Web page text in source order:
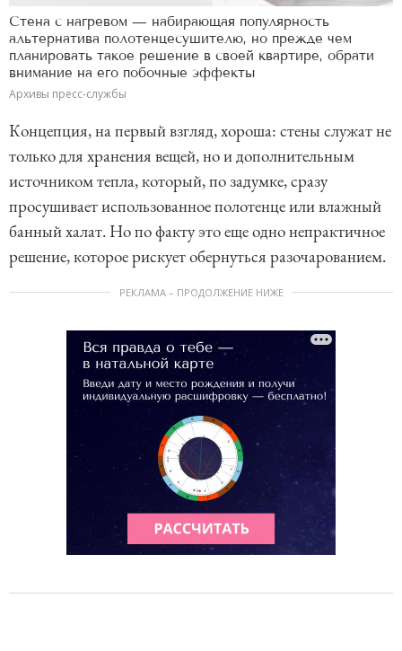
Стена с нагревом — набирающая популярность
альтернатива полотенцесушителю, но прежде чем
планировать такое решение в своей квартире, обрати
внимание на его побочные эффекты
Архивы пресс-службы
Концепция, на первый взгляд, хороша: стены служат не
только для хранения вещей, но и дополнительным
источником тепла, который, по задумке, сразу
просушивает использованное полотенце или влажный
банный халат. Но по факту это еще одно непрактичное
решение, которое рискует обернуться разочарованием.
РЕКЛАМА – ПРОДОЛЖЕНИЕ НИЖЕ